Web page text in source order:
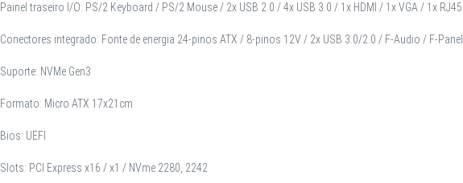
Painel traseiro I/O: PS/2 Keyboard / PS/2 Mouse / 2x USB 2.0 / 4x USB 3.0 / 1x HDMI / 1x VGA / 1x
Conectores integrado: Fonte de energia 24-pinos ATX / 8-pinos 12V / 2x USB 3.0/2.0 / F-Audio / F-
Suporte: NVMe Gen3
Formato: Micro ATX 17x21cm
Bios: UEFI
Slots: PCI Express x16 / x1 / NVme 2280, 2242